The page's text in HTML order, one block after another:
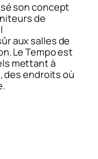
son concept
de
aux salles de
Le Tempo est
mettant à
des endroits où